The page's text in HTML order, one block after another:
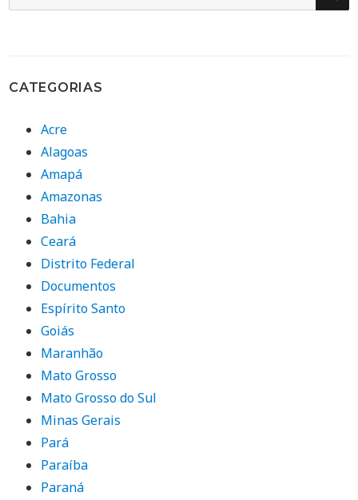
por:
CATEGORIAS
Acre
Alagoas
Amapá
Amazonas
Bahia
Ceará
Distrito Federal
Documentos
Espírito Santo
Goiás
Maranhão
Mato Grosso
Mato Grosso do Sul
Minas Gerais
Pará
Paraíba
Paraná